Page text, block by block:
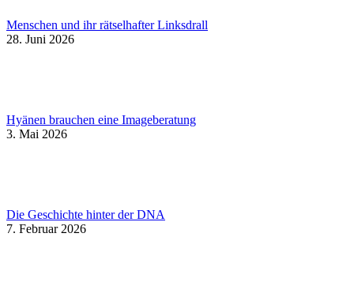
Menschen und ihr rätselhafter Linksdrall
28. Juni 2026
Hyänen brauchen eine Imageberatung
3. Mai 2026
Die Geschichte hinter der DNA
7. Februar 2026